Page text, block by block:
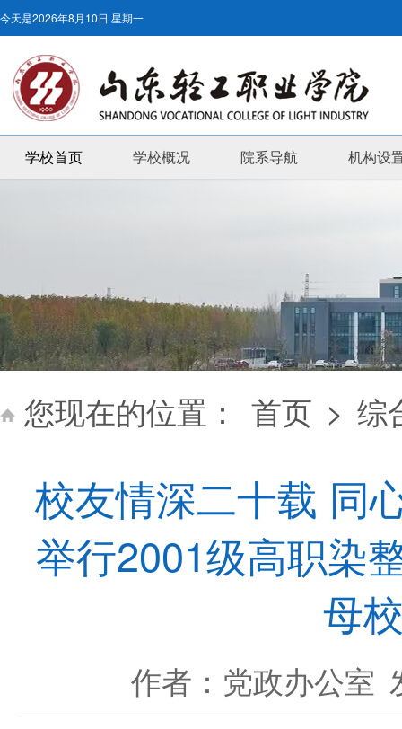
今天是2026年8月10日 星期一
学校首页 学校概况 院系导航 机构设
您现在的位置： 首页 > 综
红
校友情深二十载
举行2001级高职染
母
作者：党政办公室